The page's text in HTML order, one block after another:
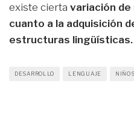
existe cierta variación
cuanto a la adquisición
estructuras lingüísticas.
DESARROLLO LENGUAJE